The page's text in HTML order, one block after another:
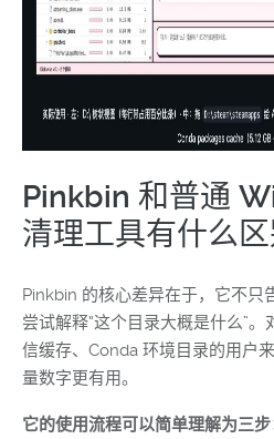
Pinkbin 和普通
清理工具有什么区
Pinkbin 的核心差异在于，它不只
尝试解释“这个目录大概是什么”。
信缓存、Conda 环境目录的用户
量数字更有用。
它的使用流程可以简单理解为三